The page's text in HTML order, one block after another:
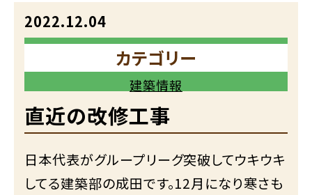
2022.12.04
カテゴリー
建築情報
直近の改修工事
日本代表がグループリーグ突破してウキウキ
してる建築部の成田です。12月になり寒さも